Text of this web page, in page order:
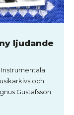
ljudande
och
Gustafsson.